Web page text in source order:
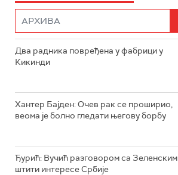
Два радника повређена у фабрици у
Кикинди
Хантер Бајден: Очев рак се проширио,
веома је болно гледати његову борбу
Ђурић: Вучић разговором са Зеленским
штити интересе Србије